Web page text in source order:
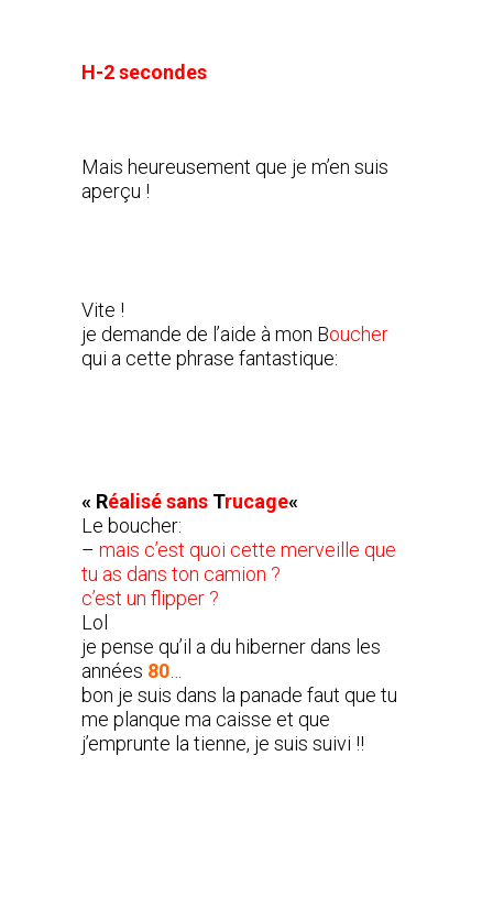
H-2 secondes
Mais heureusement que je m’en suis
aperçu !
Vite !
je demande de l’aide à mon Boucher
qui a cette phrase fantastique:
« Réalisé sans Trucage«
Le boucher:
– mais c’est quoi cette merveille que
tu as dans ton camion ?
c’est un flipper ?
Lol
je pense qu’il a du hiberner dans les
années 80
bon je suis dans la panade faut que tu
me planque ma caisse et que
j’emprunte la tienne, je suis suivi !!